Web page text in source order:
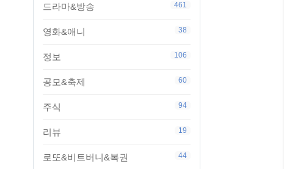
드라마&방송 461
영화&애니 38
정보 106
공모&축제 60
주식 94
리뷰 19
로또&비트버니&복권 44